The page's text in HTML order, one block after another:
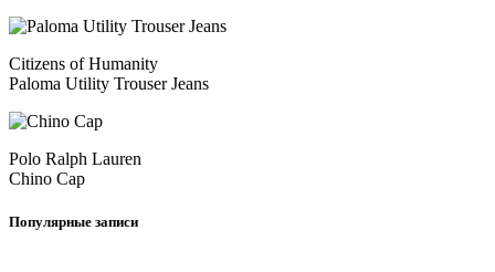
Citizens of Humanity
Paloma Utility Trouser Jeans
Polo Ralph Lauren
Chino Cap
Популярные записи